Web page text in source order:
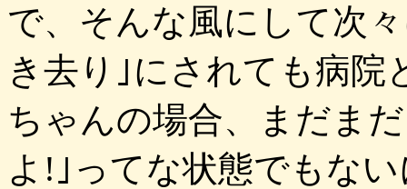
で、そんな風にして次
き去り｣にされても病
ちゃんの場合、まだま
よ!｣ってな状態でもな